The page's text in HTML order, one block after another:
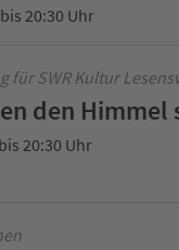
20:30 Uhr
für SWR Kultur
den Himmel
20:30 Uhr